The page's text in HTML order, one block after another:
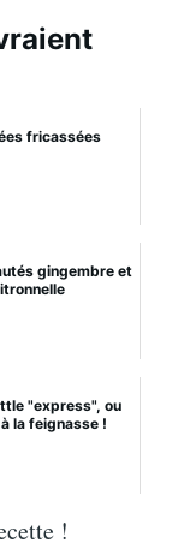
fricassées
gingembre et
"express", ou
la feignasse !
!